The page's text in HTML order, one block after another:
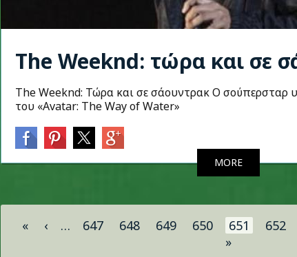
The Weeknd: τώρα και σε
The Weeknd: Τώρα και σε σάουντρακ Ο σούπερσταρ
του «Avatar: The Way of Water»
MORE
Σελίδες
« ‹ … 647 648 649 650 651 652
»